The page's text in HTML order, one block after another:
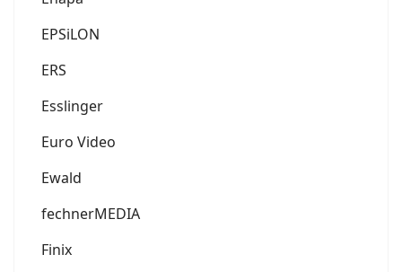
EPSiLON
ERS
Esslinger
Euro Video
Ewald
fechnerMEDIA
Finix